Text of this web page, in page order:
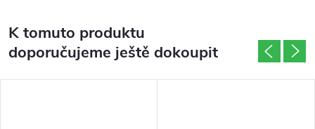
K tomuto produktu
doporučujeme ještě dokoupit